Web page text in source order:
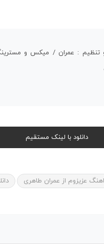
تنظیم : عمران / میکس و
دانلود با لینک مستقیم
اهنگ عزیزوم از عمران طاهری